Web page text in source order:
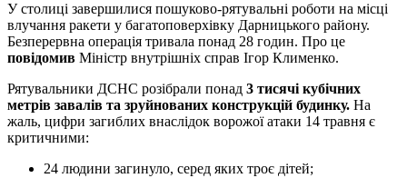
У столиці завершилися пошуково-рятувальні роботи на місці
влучання ракети у багатоповерхівку Дарницького району.
Безперервна операція тривала понад 28 годин. Про це
повідомив Міністр внутрішніх справ Ігор Клименко.
Рятувальники ДСНС розібрали понад 3 тисячі кубічних
метрів завалів та зруйнованих конструкцій будинку. На
жаль, цифри загиблих внаслідок ворожої атаки 14 травня є
критичними:
24 людини загинуло, серед яких троє дітей;